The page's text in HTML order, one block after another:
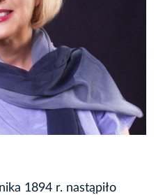
1894 r. nastąpiło